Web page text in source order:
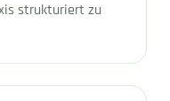
strukturiert zu